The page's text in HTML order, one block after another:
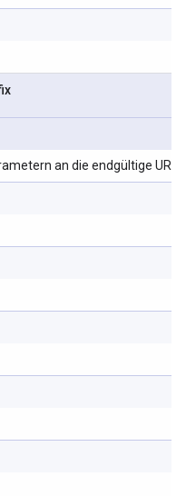
an die endgültige URL.